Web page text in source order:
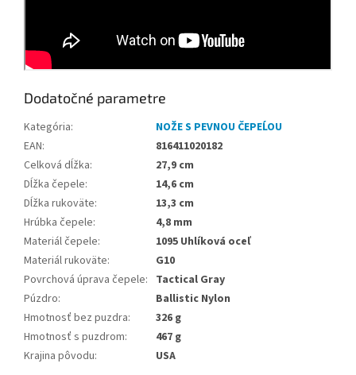
Dodatočné parametre
Kategória:
NOŽE S PEVNOU ČEPEĹOU
EAN:
816411020182
Celková dĺžka:
27,9 cm
Dĺžka čepele:
14,6 cm
Dĺžka rukoväte:
13,3 cm
Hrúbka čepele:
4,8 mm
Materiál čepele:
1095 Uhlíková oceľ
Materiál rukoväte:
G10
Povrchová úprava čepele: Tactical Gray
Púzdro:
Ballistic Nylon
Hmotnosť bez puzdra:
326 g
Hmotnosť s puzdrom:
467 g
Krajina pôvodu: USA